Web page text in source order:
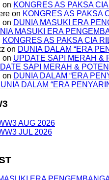
on KONGRES AS PAKSA
on KONGRES AS PAKSA
on DUNIA MASUKI ERA
MASUKI ERA
KONGRES AS PAKSA CIA
on DUNIA DALAM “ERA
on UPDATE SAPI MERAH &
SAPI MERAH &
on DUNIA DALAM “ERA
DALAM “ERA
AUG 2026
JUL 2026